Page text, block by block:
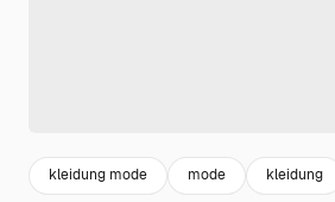
kleidung mode mode kleidung